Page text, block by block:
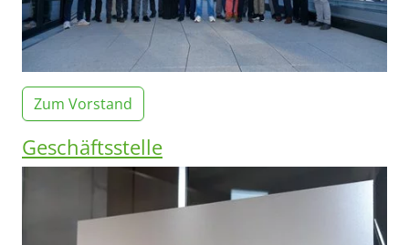
Zum Vorstand
Geschäftsstelle